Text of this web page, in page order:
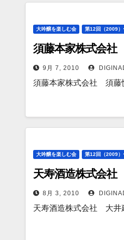
大吟醸を楽しむ会 第12回（2009）
須藤本家株式会社
9月 7, 2010
須藤本家株式会社 須藤
大吟醸を楽しむ会 第12回（2009）
天寿酒造株式会社
8月 3, 2010
天寿酒造株式会社 大井